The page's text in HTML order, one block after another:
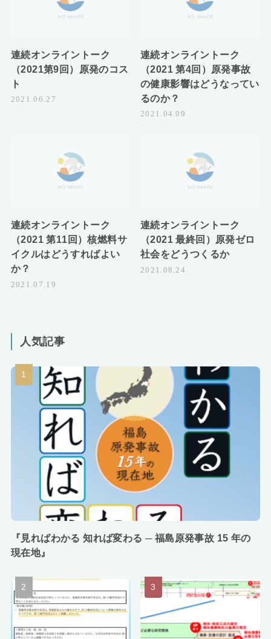
連続オンライントーク
（2021第9回）原発のコス
ト
2021.06.27
連続オンライントーク
（2021 第4回）原発事故
の健康影響はどうなってい
るのか？
2021.04.09
連続オンライントーク
（2021 第11回）核燃料サ
イクルはどうすればよい
か？
2021.07.19
連続オンライントーク
（2021 最終回）原発ゼロ
社会をどうつくるか
2021.08.24
人気記事
『見ればわかる 知れば変わる ─ 福島原発事故 15 年の
現在地』